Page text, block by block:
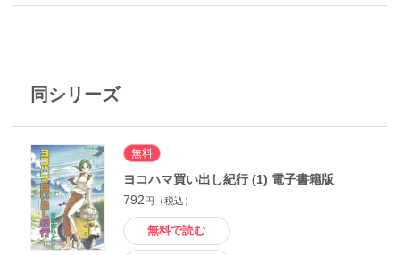
同シリーズ
無料
ヨコハマ買い出し紀行 (1) 電子書籍版
792円（税込）
無料で読む